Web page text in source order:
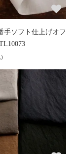
手ソフト仕上げオフ
)